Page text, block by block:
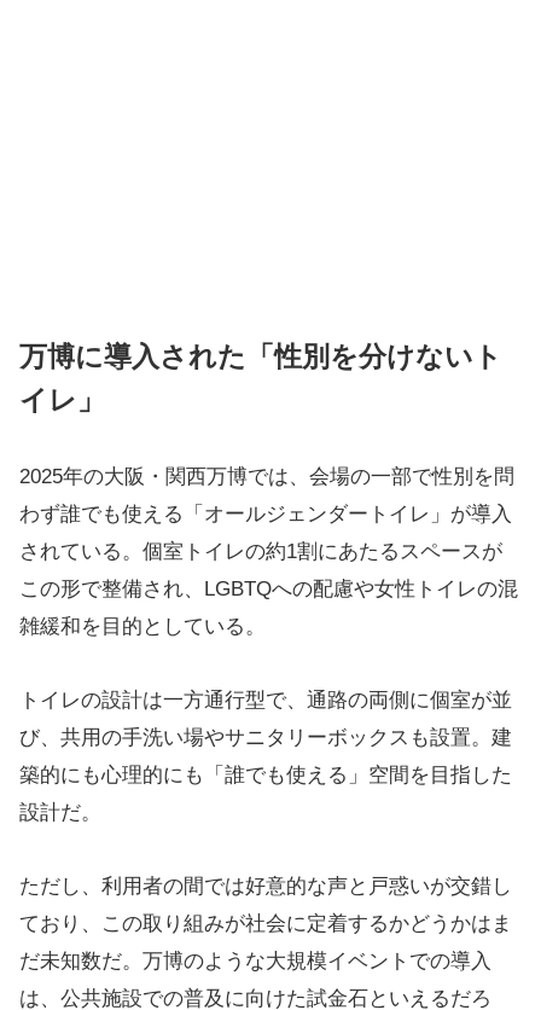
万博に導入された「性別を分けないト
イレ」
2025年の大阪・関西万博では、会場の一部で性別を問
わず誰でも使える「オールジェンダートイレ」が導入
されている。個室トイレの約1割にあたるスペースが
この形で整備され、LGBTQへの配慮や女性トイレの混
雑緩和を目的としている。
トイレの設計は一方通行型で、通路の両側に個室が並
び、共用の手洗い場やサニタリーボックスも設置。建
築的にも心理的にも「誰でも使える」空間を目指した
設計だ。
ただし、利用者の間では好意的な声と戸惑いが交錯し
ており、この取り組みが社会に定着するかどうかはま
だ未知数だ。万博のような大規模イベントでの導入
は、公共施設での普及に向けた試金石といえるだろ